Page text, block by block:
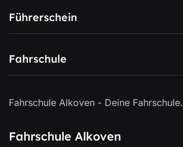
Führerschein
Fahrschule
Fahrschule Alkoven - Deine Fahrschule.
Fahrschule Alkoven